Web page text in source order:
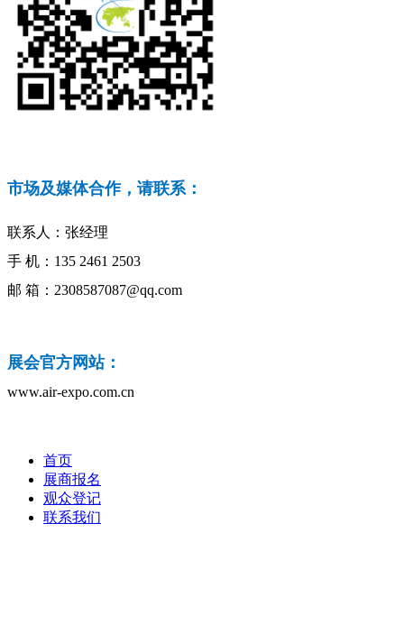
市场及媒体合作，请联系：
联系人：张经理
手 机：135 2461 2503
邮 箱：2308587087@qq.com
展会官方网站：
www.air-expo.com.cn
首页
展商报名
观众登记
联系我们